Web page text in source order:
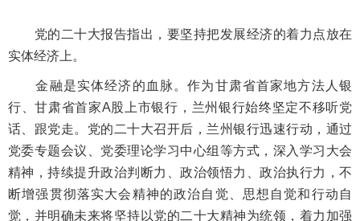
党的二十大报告指出，要坚持把发展经济的着力点放在
实体经济上。
金融是实体经济的血脉。作为甘肃省首家地方法人银
行、甘肃省首家A股上市银行，兰州银行始终坚定不移听党
话、跟党走。党的二十大召开后，兰州银行迅速行动，通过
党委专题会议、党委理论学习中心组等方式，深入学习大会
精神，持续提升政治判断力、政治领悟力、政治执行力，不
断增强贯彻落实大会精神的政治自觉、思想自觉和行动自
觉，并明确未来将坚持以党的二十大精神为统领，着力加强